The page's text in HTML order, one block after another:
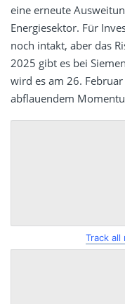
eine erneute
Energiesektor. Für
noch intakt, aber das
2025 gibt es bei
wird es am 26.
abflauendem
Track all